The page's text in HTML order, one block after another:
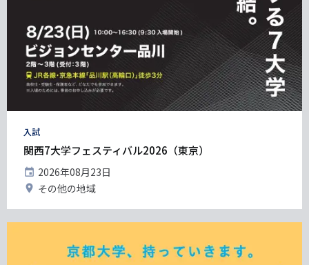
タ
グ
入試
関西7大学フェスティバル2026（東京）
開
催
日
2026年08月23日
開
地
その他の地域